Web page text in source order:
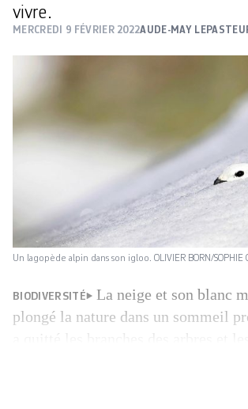
vivre.
MERCREDI 9 FÉVRIER 2022AUDE-MAY
Un lagopède alpin dans son igloo. OLIVIER BORN/SOPHIE
BIODIVERSITÉ
La neige et son blanc
plongé la nature dans un sommeil